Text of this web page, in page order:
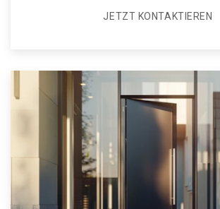
JETZT KONTAKTIEREN